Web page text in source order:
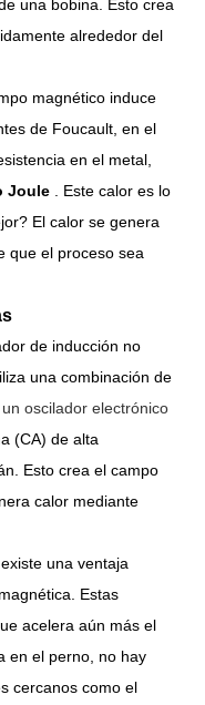
una bobina. Esto crea
alrededor del
magnético induce
de Foucault, en el
en el metal,
Joule . Este calor es lo
El calor se genera
que el proceso sea
de inducción no
una combinación de
oscilador electrónico
(CA) de alta
Esto crea el campo
calor mediante
una ventaja
Estas
acelera aún más el
en el perno, no hay
cercanos como el